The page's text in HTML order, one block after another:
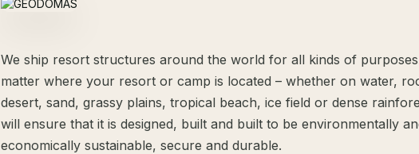
We ship resort structures around the world for all kinds of
matter where your resort or camp is located – whether on water,
desert, sand, grassy plains, tropical beach, ice field or dense
will ensure that it is designed, built and built to be environmentally
economically sustainable, secure and durable.